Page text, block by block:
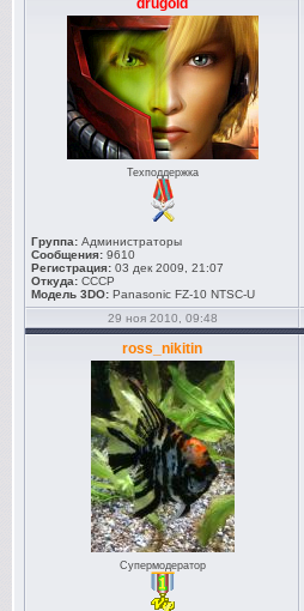
drugold
Техподдержка
Группа: Администраторы
Сообщения: 9610
Регистрация: 03 дек 2009, 21:07
Откуда: СССР
Модель 3DO: Panasonic FZ-10 NTSC-U
29 ноя 2010, 09:48
ross_nikitin
Супермодератор